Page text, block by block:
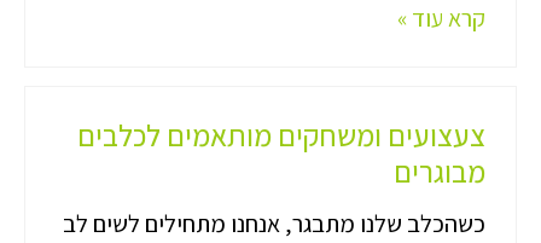
קרא עוד »
צעצועים ומשחקים מותאמים לכלבים
מבוגרים
כשהכלב שלנו מתבגר, אנחנו מתחילים לשים לב